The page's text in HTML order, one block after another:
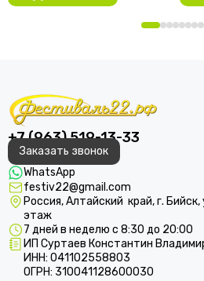
+7 (963) 519-13-33
Заказать звонок
WhatsApp
festiv22@gmail.com
Россия, Алтайский край, г.
этаж
7 дней в неделю с 8:30 до 20:00
ИП Суртаев Константин
ИНН: 041102558803
ОГРН: 310041128600030